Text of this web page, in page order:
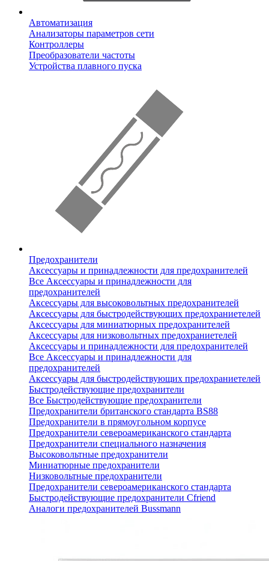
Автоматизация
Анализаторы параметров сети
Контроллеры
Преобразователи частоты
Устройства плавного пуска
Предохранители
Аксессуары и принадлежности для предохранителей
Все Аксессуары и принадлежности для
предохранителей
Аксессуары для высоковольтных предохранителей
Аксессуары для быстродействующих предохраниетелей
Аксессуары для миниатюрных предохранителей
Аксессуары для низковольтных предохраниетелей
Аксессуары и принадлежности для предохранителей
Все Аксессуары и принадлежности для
предохранителей
Аксессуары для быстродействующих предохраниетелей
Быстродействующие предохранители
Все Быстродействующие предохранители
Предохранители британского стандарта BS88
Предохранители в прямоугольном корпусе
Предохранители североамериканского стандарта
Предохранители специального назначения
Высоковольтные предохранители
Миниатюрные предохранители
Низковольтные предохранители
Предохранители североамериканского стандарта
Быстродействующие предохранители Cfriend
Аналоги предохранителей Bussmann